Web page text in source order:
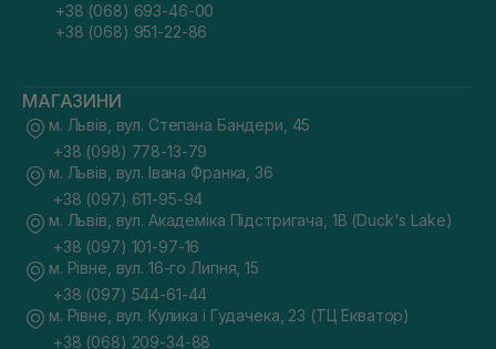
+38 (068) 693-46-00
+38 (068) 951-22-86
МАГАЗИНИ
м. Львів, вул. Степана Бандери, 45
+38 (098) 778-13-79
м. Львів, вул. Івана Франка, 36
+38 (097) 611-95-94
м. Львів, вул. Академіка Підстригача, 1В (Duck's Lake)
+38 (097) 101-97-16
м. Рівне, вул. 16-го Липня, 15
+38 (097) 544-61-44
м. Рівне, вул. Кулика і Гудачека, 23 (ТЦ Екватор)
+38 (068) 209-34-88